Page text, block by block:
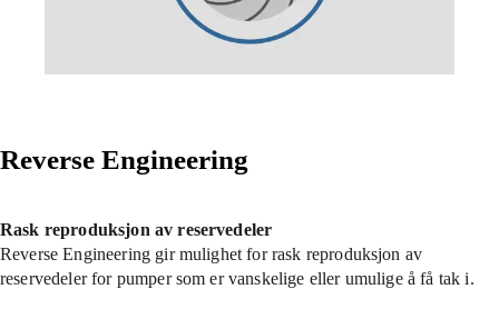
Reverse Engineering
Rask reproduksjon av reservedeler
Reverse Engineering gir mulighet for rask reproduksjon av
reservedeler for pumper som er vanskelige eller umulige å få tak i.